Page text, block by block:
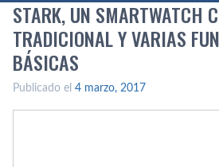
STARK, UN SMARTWATCH
TRADICIONAL Y VARIAS
BÁSICAS
Publicado el 4 marzo, 2017